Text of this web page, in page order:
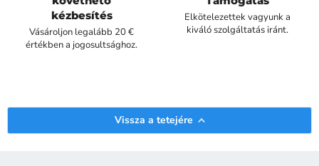
kézbesítés
Vásároljon legalább 20 €
értékben a jogosultsághoz.
Elkötelezettek vagyunk a
kiváló szolgáltatás iránt.
Vissza a tetejére